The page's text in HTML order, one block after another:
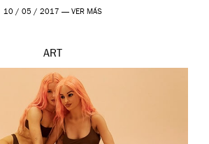
actuaciones más relevantes […]
10 / 05 / 2017 — VER MÁS
ART